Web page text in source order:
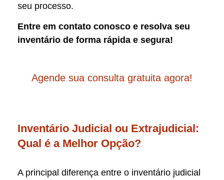
seu processo.
Entre em contato conosco e resolva seu
inventário de forma rápida e segura!
Agende sua consulta gratuita agora!
Inventário Judicial ou Extrajudicial:
Qual é a Melhor Opção?
A principal diferença entre o inventário judicial